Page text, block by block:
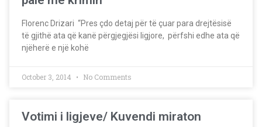
Florenc Drizari “Pres çdo detaj për të çuar para drejtësisë
të gjithë ata që kanë përgjegjësi ligjore, përfshi edhe ata që
njëherë e një kohë
October 3, 2014 No Comments
Votimi i ligjeve/ Kuvendi miraton